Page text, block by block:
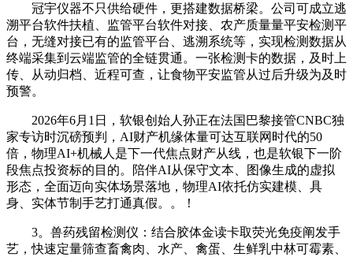
冠宇仪器不只供给硬件，更搭建数据桥梁。公司可成立逃
溯平台软件扶植、监管平台软件对接、农产质量量平安检测平
台，无缝对接已有的监管平台、逃溯系统等，实现检测数据从
终端采集到云端监管的全链贯通。一张检测卡的数据，及时上
传、从动归档、近程可查，让食物平安监管从过后升级为及时
预警。
2026年6月1日，软银创始人孙正在法国巴黎接管CNBC独
家专访时沉磅预判，AI财产机缘体量可达互联网时代的50
倍，物理AI+机械人是下一代焦点财产从线，也是软银下一阶
段焦点投资标的目的。陪伴AI从保守文本、图像生成的虚拟
形态，全面迈向实体场景落地，物理AI依托仿实建模、具
身、实体节制手艺打通真假。。！
3。兽药残留检测仪：结合胶体金读卡取荧光免疫阐发手
艺，快速定量筛查畜禽肉、水产、禽蛋、生鲜乳中林可霉素、